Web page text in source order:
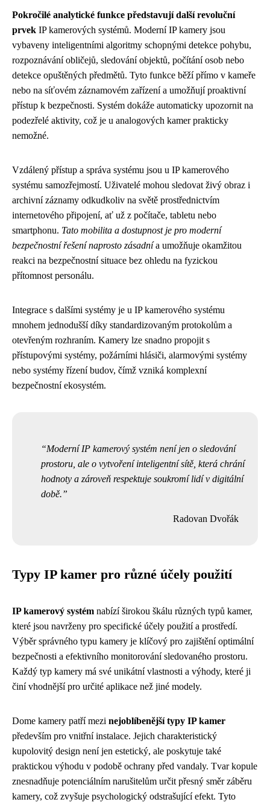
Pokročilé analytické funkce představují další revoluční
prvek IP kamerových systémů. Moderní IP kamery jsou
vybaveny inteligentními algoritmy schopnými detekce pohybu,
rozpoznávání obličejů, sledování objektů, počítání osob nebo
detekce opuštěných předmětů. Tyto funkce běží přímo v kameře
nebo na síťovém záznamovém zařízení a umožňují proaktivní
přístup k bezpečnosti. Systém dokáže automaticky upozornit na
podezřelé aktivity, což je u analogových kamer prakticky
nemožné.
Vzdálený přístup a správa systému jsou u IP kamerového
systému samozřejmostí. Uživatelé mohou sledovat živý obraz i
archivní záznamy odkudkoliv na světě prostřednictvím
internetového připojení, ať už z počítače, tabletu nebo
smartphonu. Tato mobilita a dostupnost je pro moderní
bezpečnostní řešení naprosto zásadnía umožňuje okamžitou
reakci na bezpečnostní situace bez ohledu na fyzickou
přítomnost personálu.
Integrace s dalšími systémy je u IP kamerového systému
mnohem jednodušší díky standardizovaným protokolům a
otevřeným rozhraním. Kamery lze snadno propojit s
přístupovými systémy, požárními hlásiči, alarmovými systémy
nebo systémy řízení budov, čímž vzniká komplexní
bezpečnostní ekosystém.
Moderní IP kamerový systém není jen o sledování
prostoru, ale o vytvoření inteligentní sítě, která chrání
hodnoty a zároveň respektuje soukromí lidí v digitální
době.
Radovan Dvořák
Typy IP kamer pro různé účely použití
IP kamerový systém nabízí širokou škálu různých typů kamer,
které jsou navrženy pro specifické účely použití a prostředí.
Výběr správného typu kamery je klíčový pro zajištění optimální
bezpečnosti a efektivního monitorování sledovaného prostoru.
Každý typ kamery má své unikátní vlastnosti a výhody, které ji
činí vhodnější pro určité aplikace než jiné modely.
Dome kamery patří mezi nejoblíbenější typy IP kamer
především pro vnitřní instalace. Jejich charakteristický
kupolovitý design není jen estetický, ale poskytuje také
praktickou výhodu v podobě ochrany před vandaly. Tvar kopule
znesnadňuje potenciálním narušitelům určit přesný směr záběru
kamery, což zvyšuje psychologický odstrašující efekt. Tyto